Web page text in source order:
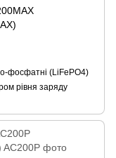
фосфатні (LiFePO4)
рівня заряду